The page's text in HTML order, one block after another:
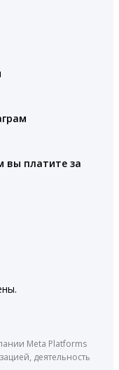
вы платите за
Meta Platforms
деятельность